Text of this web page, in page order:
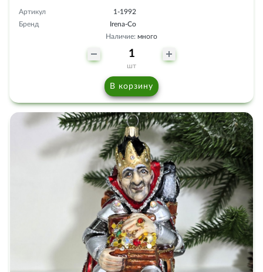
Артикул
1-1992
Бренд
Irena-Co
Наличие: много
шт
В корзину